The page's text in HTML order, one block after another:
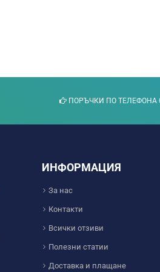
ПОРЪЧКИ ПО ТЕЛЕФОНА
ИНФОРМАЦИЯ
За нас
Контакти
Всички отзиви
Полезни статии
Доставка и плащане